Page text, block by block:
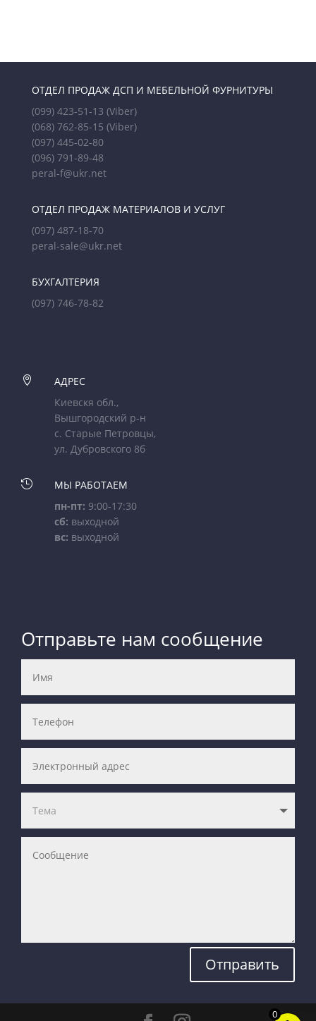
ОТДЕЛ ПРОДАЖ ДСП И МЕБЕЛЬНОЙ ФУРНИТУРЫ
(099) 423-51-13 (Viber)
(068) 762-85-15 (Viber)
(097) 445-02-80
(096) 791-89-48
peral-f@ukr.net
ОТДЕЛ ПРОДАЖ МАТЕРИАЛОВ И УСЛУГ
(097) 487-18-70
peral-sale@ukr.net
БУХГАЛТЕРИЯ
(097) 746-78-82

АДРЕС
Киевскя обл.,
Вышгородский р-н
с. Старые Петровцы,
ул. Дубровского 8б

МЫ РАБОТАЕМ
пн-пт: 9:00-17:30
сб: выходной
вс: выходной
Отправьте нам сообщение
Отправить
0